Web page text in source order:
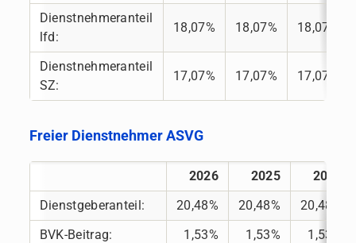
Dienstnehmeranteil
lfd:
18,07% 18,07% 18,07%
Dienstnehmeranteil
SZ:
17,07% 17,07% 17,07%
Freier Dienstnehmer ASVG
2026 2025
2024
Dienstgeberanteil:
20,48% 20,48%
20,48%
BVK-Beitrag:
1,53% 1,53% 1,53%